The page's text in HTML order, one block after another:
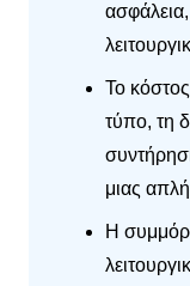
Το
τύπο, τη
μιας
Η